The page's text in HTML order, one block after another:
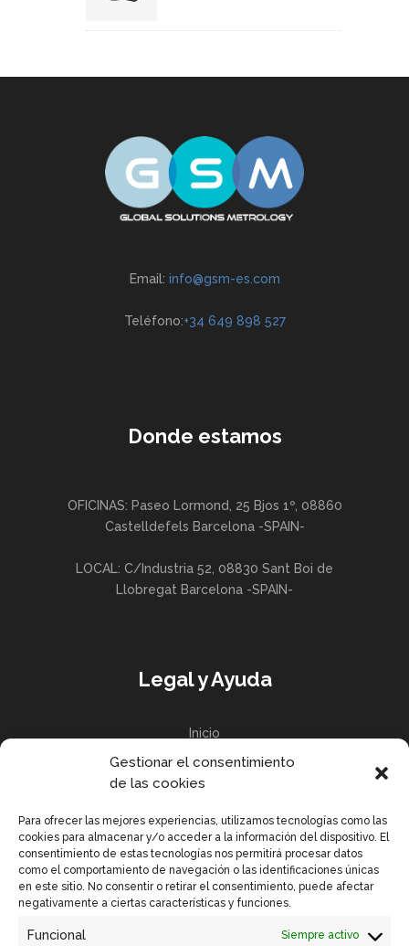
Gestionar el consentimiento
de las cookies
Para ofrecer las mejores experiencias, utilizamos tecnologías como las
cookies para almacenar y/o acceder a la información del dispositivo. El
consentimiento de estas tecnologías nos permitirá procesar datos
como el comportamiento de navegación o las identificaciones únicas
en este sitio. No consentir o retirar el consentimiento, puede afectar
negativamente a ciertas características y funciones.
Funcional Siempre activo
Email: info@gsm-es.com
Teléfono:+34 649 898 527
Donde estamos
OFICINAS: Paseo Lormond, 25 Bjos 1º, 08860
Castelldefels Barcelona -SPAIN-
LOCAL: C/Industria 52, 08830 Sant Boi de
Llobregat Barcelona -SPAIN-
Legal y Ayuda
Inicio
Política de privacidad
Enlaces Rápidos